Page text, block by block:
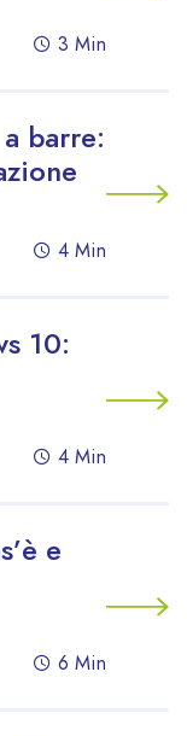
3 Min
barre:
4 Min
10:
4 Min
e
6 Min